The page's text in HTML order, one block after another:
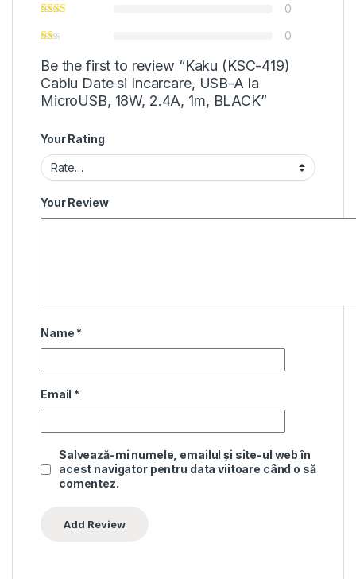
0
0
Be the first to review “Kaku (KSC-419)
Cablu Date si Incarcare, USB-A la
MicroUSB, 18W, 2.4A, 1m, BLACK”
Your Rating
Your Review
Name *
Email *
Salvează-mi numele, emailul și site-ul web în
acest navigator pentru data viitoare când o să
comentez.